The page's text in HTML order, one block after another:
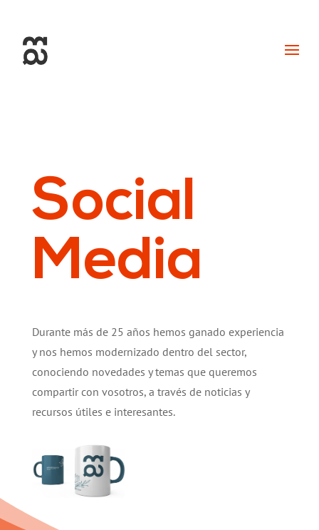
Social
Media
Durante más de 25 años hemos ganado experiencia
y nos hemos modernizado dentro del sector,
conociendo novedades y temas que queremos
compartir con vosotros, a través de noticias y
recursos útiles e interesantes.